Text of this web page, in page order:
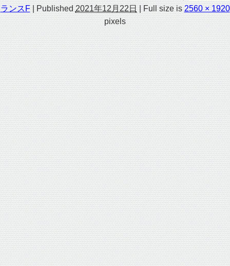
ランスF
Published 2021年12月22日 Full size is 2560 × 1920
pixels